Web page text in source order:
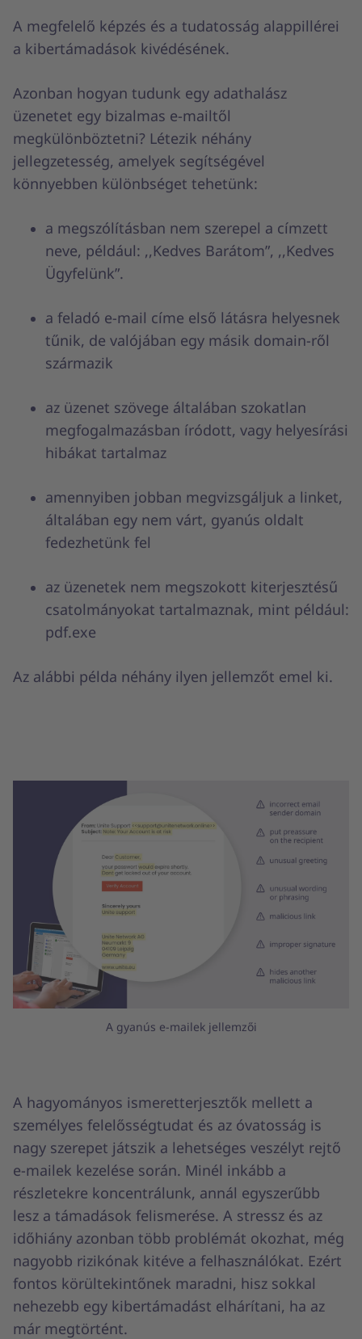
A megfelelő képzés és a tudatosság alappillérei
a kibertámadások kivédésének.
Azonban hogyan tudunk egy adathalász
üzenetet egy bizalmas e-mailtől
megkülönböztetni? Létezik néhány
jellegzetesség, amelyek segítségével
könnyebben különbséget tehetünk:
a megszólításban nem szerepel a címzett
neve, például: ,,Kedves Barátom”, ,,Kedves
Ügyfelünk”.
a feladó e-mail címe első látásra helyesnek
tűnik, de valójában egy másik domain-ről
származik
az üzenet szövege általában szokatlan
megfogalmazásban íródott, vagy helyesírási
hibákat tartalmaz
amennyiben jobban megvizsgáljuk a linket,
általában egy nem várt, gyanús oldalt
fedezhetünk fel
az üzenetek nem megszokott kiterjesztésű
csatolmányokat tartalmaznak, mint például:
pdf.exe
Az alábbi példa néhány ilyen jellemzőt emel ki.
A gyanús e-mailek jellemzői
A hagyományos ismeretterjesztők mellett a
személyes felelősségtudat és az óvatosság is
nagy szerepet játszik a lehetséges veszélyt rejtő
e-mailek kezelése során. Minél inkább a
részletekre koncentrálunk, annál egyszerűbb
lesz a támadások felismerése. A stressz és az
időhiány azonban több problémát okozhat, még
nagyobb rizikónak kitéve a felhasználókat. Ezért
fontos körültekintőnek maradni, hisz sokkal
nehezebb egy kibertámadást elhárítani, ha az
már megtörtént.